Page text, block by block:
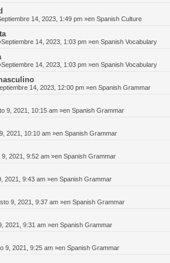
14, 2023, 1:49 pm »en Spanish Culture
14, 2023, 1:03 pm »en Spanish Vocabulary
14, 2023, 1:03 pm »en Spanish Vocabulary
14, 2023, 12:00 pm »en Spanish Grammar
9, 2021, 10:15 am »en Spanish Grammar
2021, 10:10 am »en Spanish Grammar
9, 2021, 9:52 am »en Spanish Grammar
2021, 9:43 am »en Spanish Grammar
9, 2021, 9:37 am »en Spanish Grammar
2021, 9:31 am »en Spanish Grammar
9, 2021, 9:25 am »en Spanish Grammar